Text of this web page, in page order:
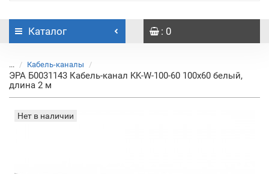
Каталог : 0
... Кабель-каналы
ЭРА Б0031143 Кабель-канал KK-W-100-60 100x60 белый,
длина 2 м
Нет в наличии